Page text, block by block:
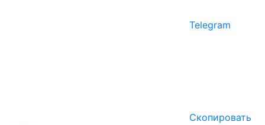
Telegram
Скопировать